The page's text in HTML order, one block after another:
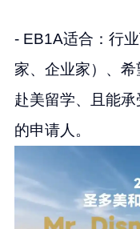
- EB1A适合：行
家、企业家）、
赴美留学、且能
的申请人。